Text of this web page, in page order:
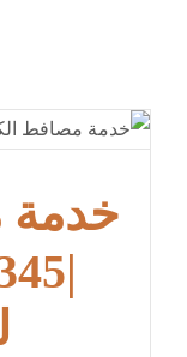
خدمة